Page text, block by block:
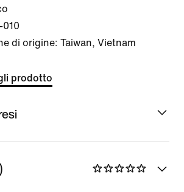
010
di origine: Taiwan, Vietnam
prodotto